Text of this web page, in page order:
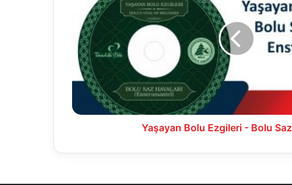
Bolu
Saz
Havaları
Yaşayan Bolu Ezgileri - Bolu Saz